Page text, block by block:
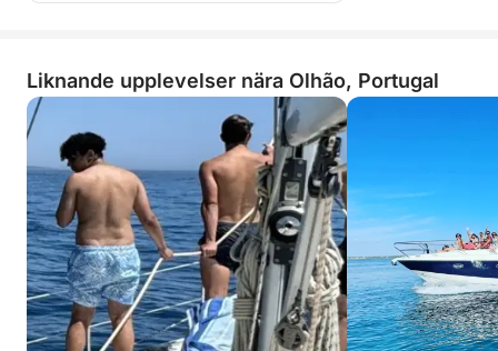
Liknande upplevelser nära Olhão, Portugal